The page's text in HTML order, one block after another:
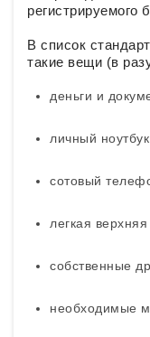
регистрируемого
В список
такие вещи (в
деньги и
личный
сотовый
легкая
собственные
необходимые